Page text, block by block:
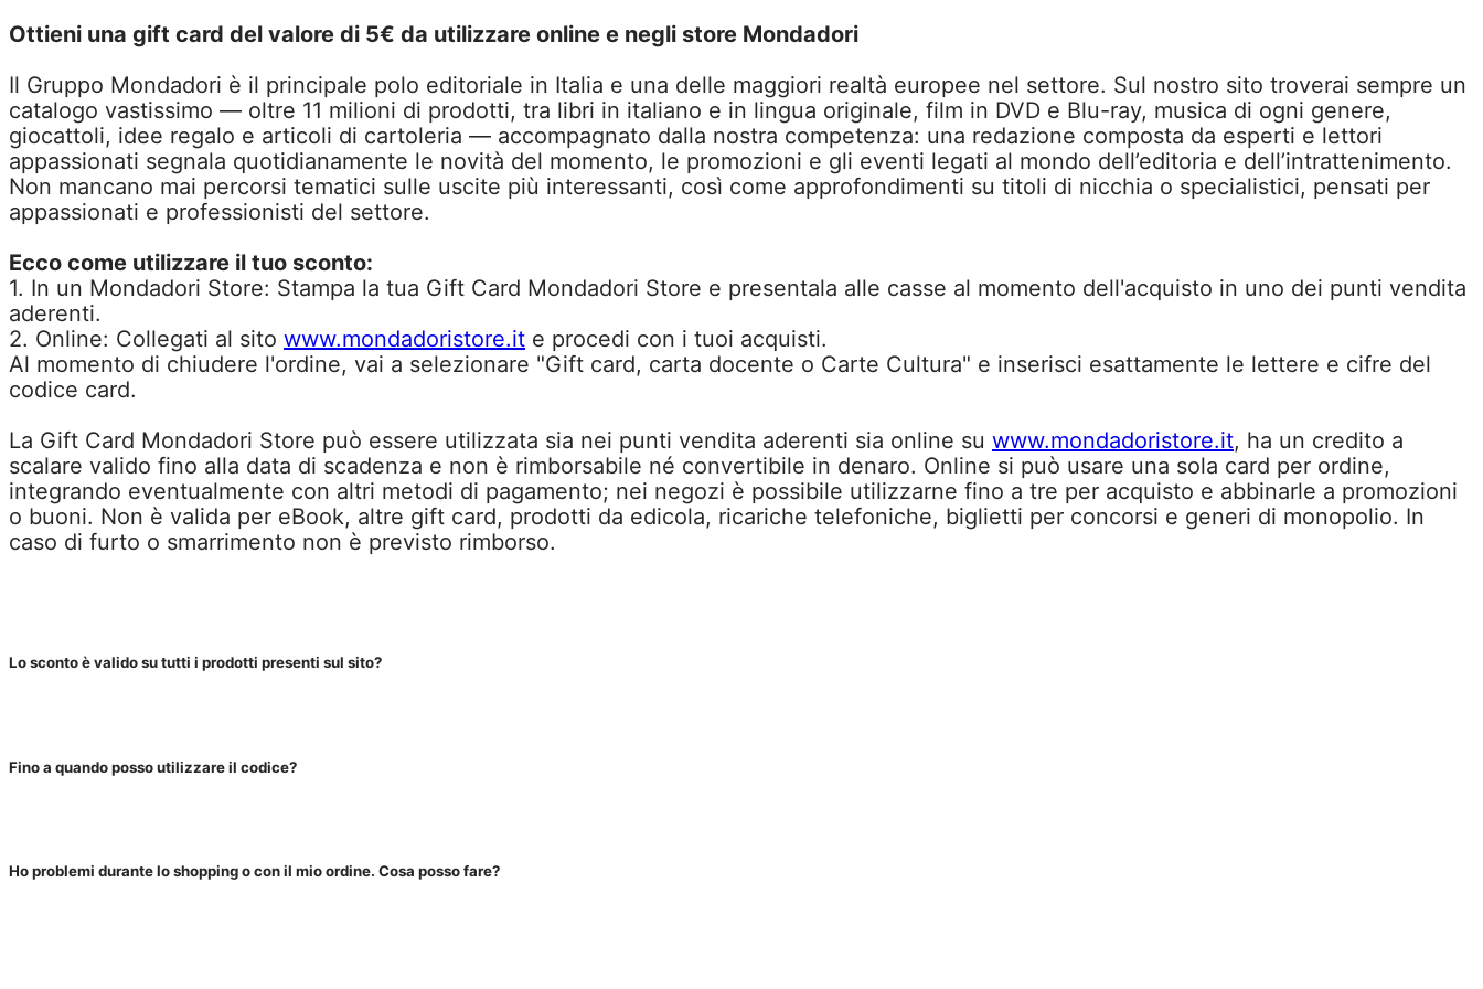
Ottieni una gift card del valore di 5€ da utilizzare online e negli store Mondadori
Il Gruppo Mondadori è il principale polo editoriale in Italia e una delle maggiori realtà europee nel settore. Sul nostro sito troverai sempre un
catalogo vastissimo — oltre 11 milioni di prodotti, tra libri in italiano e in lingua originale, film in DVD e Blu-ray, musica di ogni genere,
giocattoli, idee regalo e articoli di cartoleria — accompagnato dalla nostra competenza: una redazione composta da esperti e lettori
appassionati segnala quotidianamente le novità del momento, le promozioni e gli eventi legati al mondo dell’editoria e dell’intrattenimento.
Non mancano mai percorsi tematici sulle uscite più interessanti, così come approfondimenti su titoli di nicchia o specialistici, pensati per
appassionati e professionisti del settore.
Ecco come utilizzare il tuo sconto:
1. In un Mondadori Store: Stampa la tua Gift Card Mondadori Store e presentala alle casse al momento dell'acquisto in uno dei punti vendita
aderenti.
2. Online: Collegati al sito www.mondadoristore.it e procedi con i tuoi acquisti.
Al momento di chiudere l'ordine, vai a selezionare "Gift card, carta docente o Carte Cultura" e inserisci esattamente le lettere e cifre del
codice card.
La Gift Card Mondadori Store può essere utilizzata sia nei punti vendita aderenti sia online su www.mondadoristore.it, ha un credito a
scalare valido fino alla data di scadenza e non è rimborsabile né convertibile in denaro. Online si può usare una sola card per ordine,
integrando eventualmente con altri metodi di pagamento; nei negozi è possibile utilizzarne fino a tre per acquisto e abbinarle a promozioni
o buoni. Non è valida per eBook, altre gift card, prodotti da edicola, ricariche telefoniche, biglietti per concorsi e generi di monopolio. In
caso di furto o smarrimento non è previsto rimborso.
Lo sconto è valido su tutti i prodotti presenti sul sito?
Fino a quando posso utilizzare il codice?
Ho problemi durante lo shopping o con il mio ordine. Cosa posso fare?